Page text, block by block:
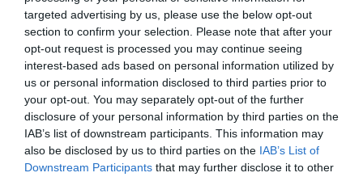
targeted advertising by us, please use the below opt-out
section to confirm your selection. Please note that after your
opt-out request is processed you may continue seeing
interest-based ads based on personal information utilized by
us or personal information disclosed to third parties prior to
your opt-out. You may separately opt-out of the further
disclosure of your personal information by third parties on the
IAB’s list of downstream participants. This information may
also be disclosed by us to third parties on the IAB’s List of
Downstream Participants that may further disclose it to other
Diario de la corrupción sanchista. Hazte
Oír se manifiesta delante de La Mareta:
“Pedro Sánchez es un criminal”
por Redacción
Artículos anteriores
Opinión